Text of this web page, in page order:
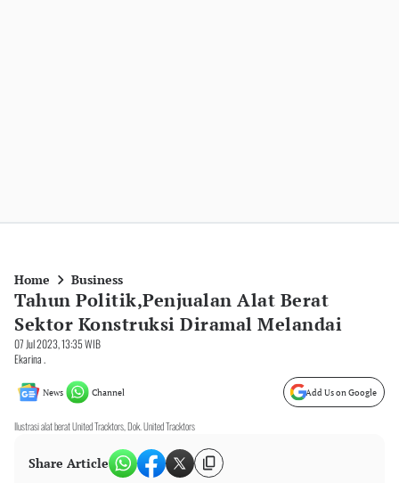
Home Business
Tahun Politik,Penjualan Alat Berat
Sektor Konstruksi Diramal Melandai
07 Jul 2023, 13:35 WIB
Ekarina .
News Channel Add Us on Google
Ilustrasi alat berat United Tracktors, Dok. United Tracktors
Share Article